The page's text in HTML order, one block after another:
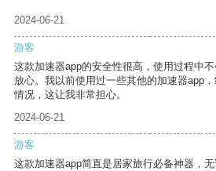
2024-06-21
游客
这款加速器app的安全性很高，使用过程中
放心。我以前使用过一些其他的加速器app
情况，这让我非常担心。
2024-06-21
游客
这款加速器app简直是居家旅行必备神器，